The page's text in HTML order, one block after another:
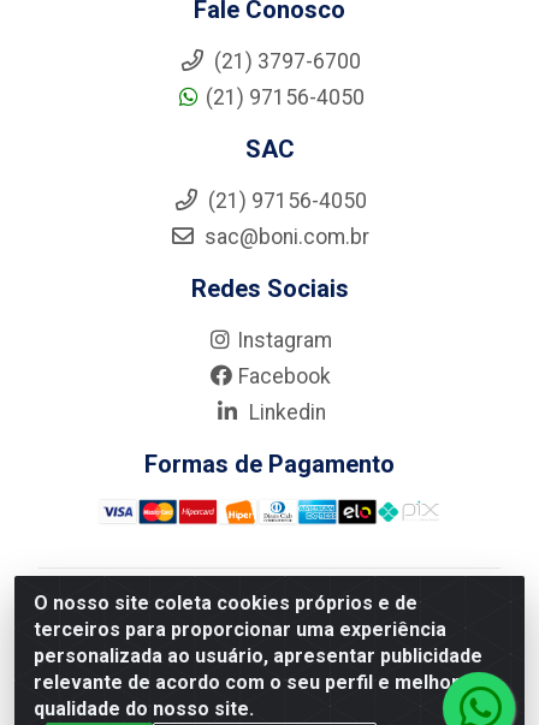
O nosso site coleta cookies próprios e de
terceiros para proporcionar uma experiência
personalizada ao usuário, apresentar publicidade
relevante de acordo com o seu perfil e melhorar a
qualidade do nosso site.
Fale Conosco
(21) 3797-6700
(21) 97156-4050
SAC
(21) 97156-4050
sac@boni.com.br
Redes Sociais
Instagram
Facebook
Linkedin
Formas de Pagamento
Nova Boni Distribuidora de Material de Construção LTDA
- Rua Alice Tibiriçá, 330 - Vila Da Penha, Rio de
Janeiro/RJ - CEP: 21.210-110 - CNPJ: 11.003.135/0001-
27